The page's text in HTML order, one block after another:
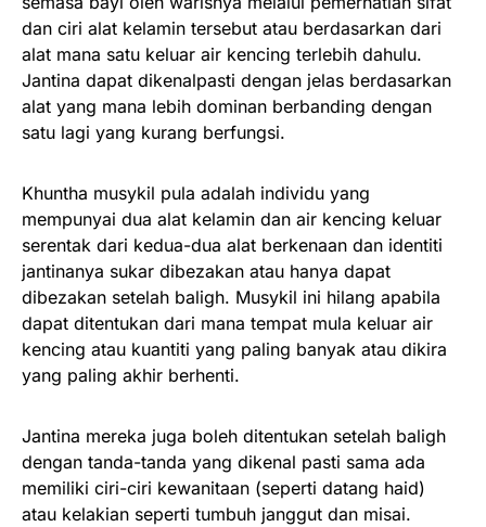
dan ciri alat kelamin tersebut atau berdasarkan dari
alat mana satu keluar air kencing terlebih dahulu.
Jantina dapat dikenalpasti dengan jelas berdasarkan
alat yang mana lebih dominan berbanding dengan
satu lagi yang kurang berfungsi.
Khuntha musykil pula adalah individu yang
mempunyai dua alat kelamin dan air kencing keluar
serentak dari kedua-dua alat berkenaan dan identiti
jantinanya sukar dibezakan atau hanya dapat
dibezakan setelah baligh. Musykil ini hilang apabila
dapat ditentukan dari mana tempat mula keluar air
kencing atau kuantiti yang paling banyak atau dikira
yang paling akhir berhenti.
Jantina mereka juga boleh ditentukan setelah baligh
dengan tanda-tanda yang dikenal pasti sama ada
memiliki ciri-ciri kewanitaan (seperti datang haid)
atau kelakian seperti tumbuh janggut dan misai.